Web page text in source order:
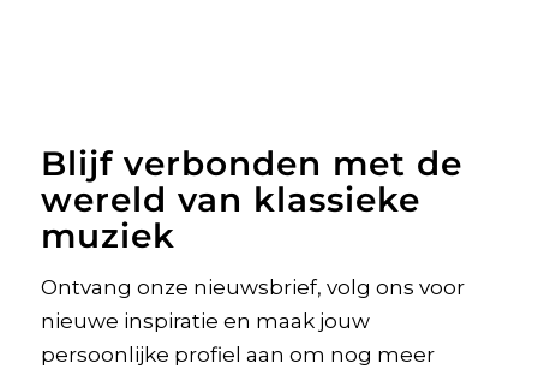
Blijf verbonden met de
wereld van klassieke
muziek
Ontvang onze nieuwsbrief, volg ons voor
nieuwe inspiratie en maak jouw
persoonlijke profiel aan om nog meer